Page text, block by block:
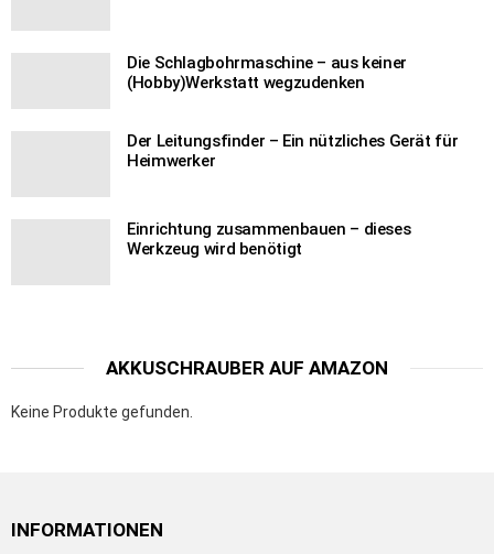
Die Schlagbohrmaschine – aus keiner
(Hobby)Werkstatt wegzudenken
Der Leitungsfinder – Ein nützliches Gerät für
Heimwerker
Einrichtung zusammenbauen – dieses
Werkzeug wird benötigt
AKKUSCHRAUBER AUF AMAZON
Keine Produkte gefunden.
INFORMATIONEN